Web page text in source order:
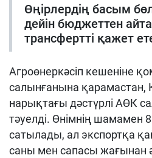
Өңірлердің басым
дейін бюджеттен
трансфертті қажет
Агроөнеркәсіп кешеніне
салынғанына қарамастан,
нарықтағы дәстүрлі АӨК
тәуелді. Өнімнің шамамен
сатылады, ал экспортқа
саны мен сапасы жағынан